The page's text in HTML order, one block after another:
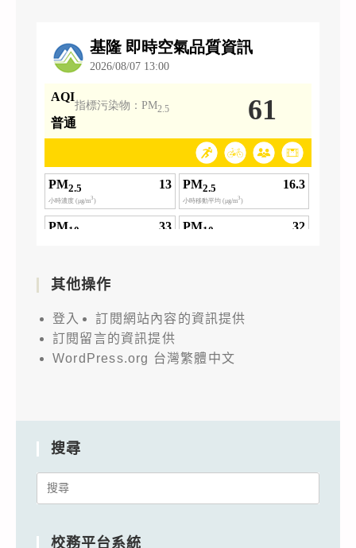
其他操作
登入
訂閱網站內容的資訊提供
訂閱留言的資訊提供
WordPress.org 台灣繁體中文
搜尋
Search
校務平台系統